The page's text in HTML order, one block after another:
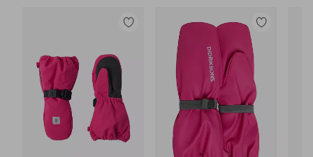
Tilføj
Tilføj
til
favoritter